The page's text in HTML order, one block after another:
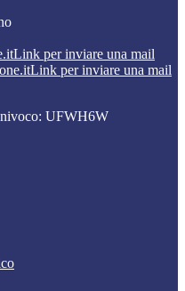
Link per inviare una mail
Link per inviare una mail
UFWH6W